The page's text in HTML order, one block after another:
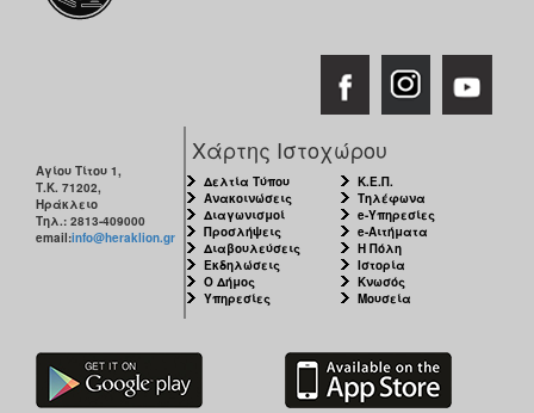
Αγίου Τίτου 1,
Τ.Κ. 71202,
Ηράκλειο
Τηλ.: 2813-409000
email:info@heraklion.gr
Χάρτης Ιστοχώρου
Δελτία Τύπου
Ανακοινώσεις
Διαγωνισμοί
Προσλήψεις
Διαβουλεύσεις
Εκδηλώσεις
Ο Δήμος
Υπηρεσίες
Κ.Ε.Π.
Τηλέφωνα
e-Υπηρεσίες
e-Αιτήματα
Η Πόλη
Ιστορία
Κνωσός
Μουσεία